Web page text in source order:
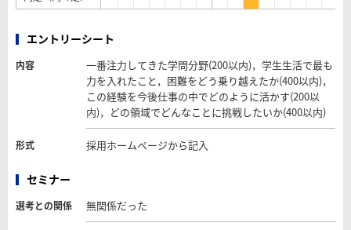
エントリーシート
内容
一番注力してきた学問分野(200以内)，学生生活で最も
力を入れたこと，困難をどう乗り越えたか(400以内)，
この経験を今後仕事の中でどのように活かす(200以
内)，どの領域でどんなことに挑戦したいか(400以内)
形式 採用ホームページから記入
セミナー
選考との関係 無関係だった